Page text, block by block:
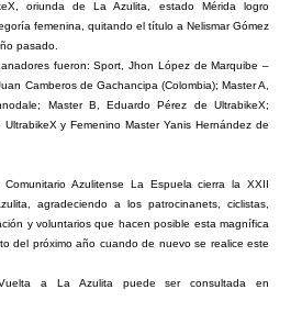
oriunda de La Azulita, estado Mérida logro
femenina, quitando el título a Nelismar Gómez
pasado.
fueron: Sport, Jhon López de Marquibe –
Camberos de Gachancipa (Colombia); Master A,
Master B, Eduardo Pérez de UltrabikeX;
y Femenino Master Yanis Hernández de
Azulitense La Espuela cierra la XXII
agradeciendo a los patrocinanets, ciclistas,
y voluntarios que hacen posible esta magnífica
del próximo año cuando de nuevo se realice este
a La Azulita puede ser consultada en